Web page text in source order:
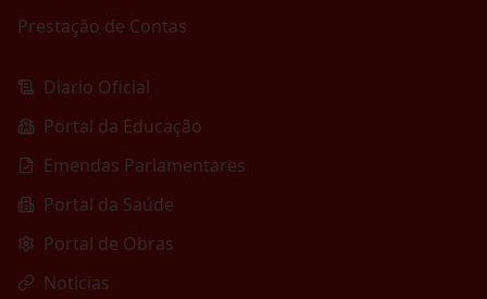
Prestação de Contas
Diario Oficial
Portal da Educação
Emendas Parlamentares
Portal da Saúde
Portal de Obras
Notícias